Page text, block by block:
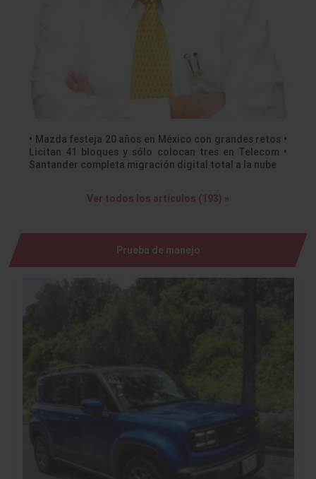
• Mazda festeja 20 años en México con grandes retos •
Licitan 41 bloques y sólo colocan tres en Telecom •
Santander completa migración digital total a la nube
Ver todos los artículos (193) »
Prueba de manejo